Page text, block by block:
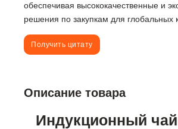
обеспечивая высококачественные и
решения по закупкам для глобальных
Получить цитату
Описание товара
Индукционный